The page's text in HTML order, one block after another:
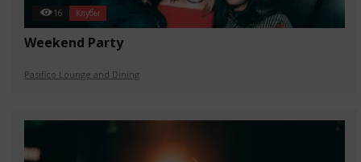
16 Клубы
Weekend Party
Pasifico Lounge and Dining